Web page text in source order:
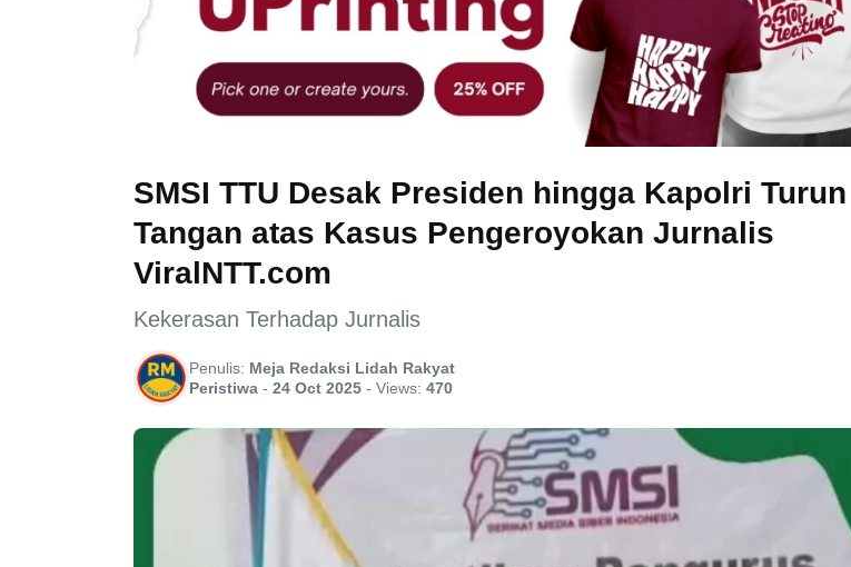
SMSI TTU Desak Presiden hingga Kapolri Turun
Tangan atas Kasus Pengeroyokan Jurnalis
ViralNTT.com
Kekerasan Terhadap Jurnalis
Penulis: Meja Redaksi Lidah Rakyat
Peristiwa - 24 Oct 2025 - Views: 470